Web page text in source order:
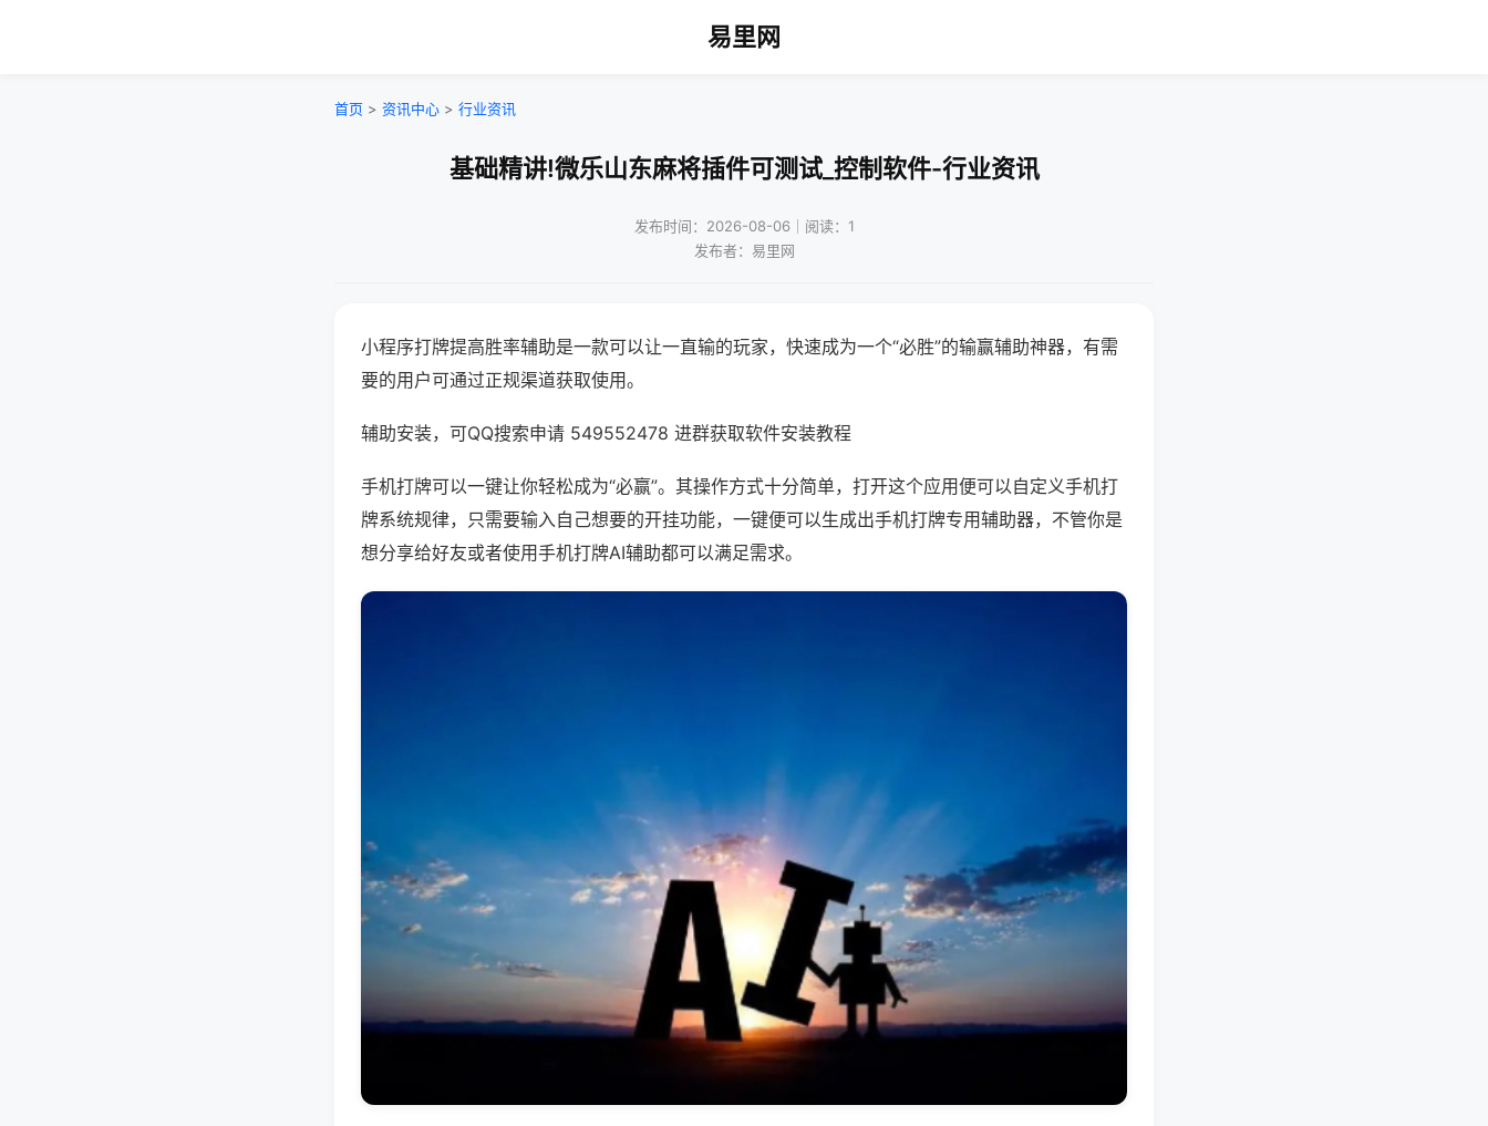
易里网
首页 > 资讯中心 > 行业资讯
基础精讲!微乐山东麻将插件可测试_控制软件-行业资讯
发布时间：2026-08-06｜阅读：1
发布者：易里网
小程序打牌提高胜率辅助是一款可以让一直输的玩家，快速成为一个“必胜”的输赢辅助神器，有需
要的用户可通过正规渠道获取使用。
辅助安装，可QQ搜索申请 549552478 进群获取软件安装教程
手机打牌可以一键让你轻松成为“必赢”。其操作方式十分简单，打开这个应用便可以自定义手机打
牌系统规律，只需要输入自己想要的开挂功能，一键便可以生成出手机打牌专用辅助器，不管你是
想分享给好友或者使用手机打牌AI辅助都可以满足需求。